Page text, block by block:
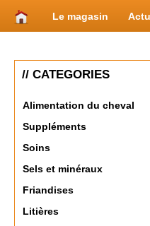
Le magasin
// CATEGORIES
Alimentation du cheval
Suppléments
Soins
Sels et minéraux
Friandises
Litières